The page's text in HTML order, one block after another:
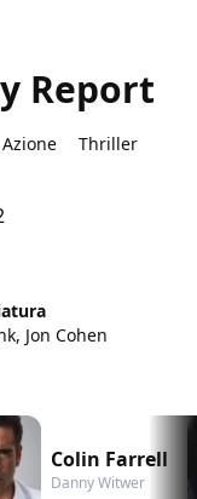
Report
Azione
Thriller
Jon Cohen
Colin Farrell
Danny Witwer